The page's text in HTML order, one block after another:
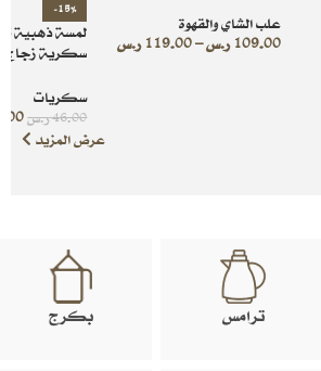
علب الشاي والقهوة
109.00 ر.س–
119.00 ر.س
-15%
لمسة ذهبية
سكرية زجاج
سكريات
46.00ر.س
عرض المزيد
ترامس بكرج